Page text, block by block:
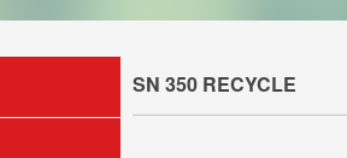
SN 350 RECYCLE